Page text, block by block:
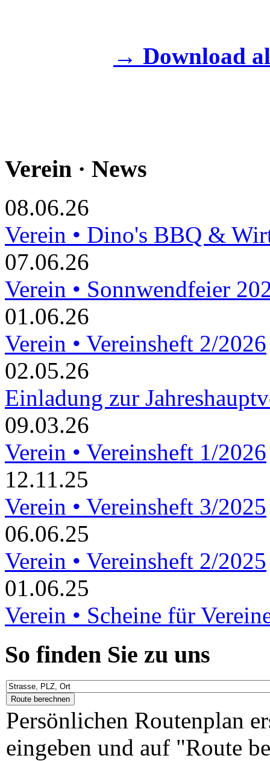
→ Download
Verein · News
08.06.26
Verein • Dino's BBQ &
07.06.26
Verein • Sonnwendfeier
01.06.26
Verein • Vereinsheft 2/2026
02.05.26
Einladung zur
09.03.26
Verein • Vereinsheft 1/2026
12.11.25
Verein • Vereinsheft 3/2025
06.06.25
Verein • Vereinsheft 2/2025
01.06.25
Verein • Scheine für
So finden Sie zu uns
Persönlichen Routenplan
eingeben und auf "Route